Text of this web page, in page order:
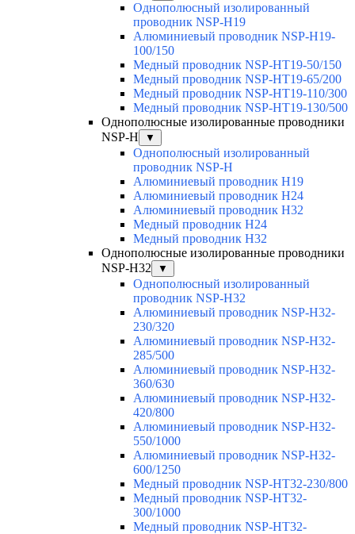
Однополюсный изолированный
проводник NSP-H19
Алюминиевый проводник NSP-H19-
100/150
Медный проводник NSP-HT19-50/150
Медный проводник NSP-HT19-65/200
Медный проводник NSP-HT19-110/300
Медный проводник NSP-HT19-130/500
Однополюсные изолированные проводники
NSP-H
▼
Однополюсный изолированный
проводник NSP-H
Алюминиевый проводник H19
Алюминиевый проводник H24
Алюминиевый проводник H32
Медный проводник H24
Медный проводник H32
Однополюсные изолированные проводники
NSP-H32
▼
Однополюсный изолированный
проводник NSP-H32
Алюминиевый проводник NSP-H32-
230/320
Алюминиевый проводник NSP-H32-
285/500
Алюминиевый проводник NSP-H32-
360/630
Алюминиевый проводник NSP-H32-
420/800
Алюминиевый проводник NSP-H32-
550/1000
Алюминиевый проводник NSP-H32-
600/1250
Медный проводник NSP-HT32-230/800
Медный проводник NSP-HT32-
300/1000
Медный проводник NSP-HT32-